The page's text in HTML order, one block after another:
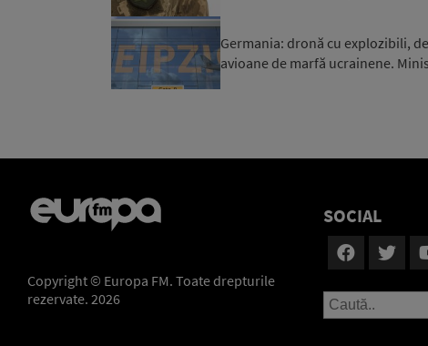
Germania: dronă cu explozibili,
avioane de marfă ucrainene.
Copyright © Europa FM. Toate drepturile
rezervate. 2026
SOCIAL